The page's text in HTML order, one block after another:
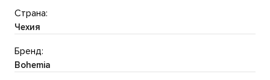
Страна:
Чехия
Бренд:
Bohemia